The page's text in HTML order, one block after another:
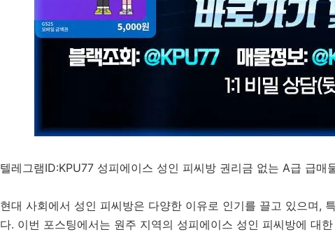
텔레그램ID:KPU77 성피에이스 성인 피씨방 권리금 없는 A급 급매
현대 사회에서 성인 피씨방은 다양한 이유로 인기를 끌고 있으며,
다. 이번 포스팅에서는 원주 지역의 성피에이스 성인 피씨방에 대